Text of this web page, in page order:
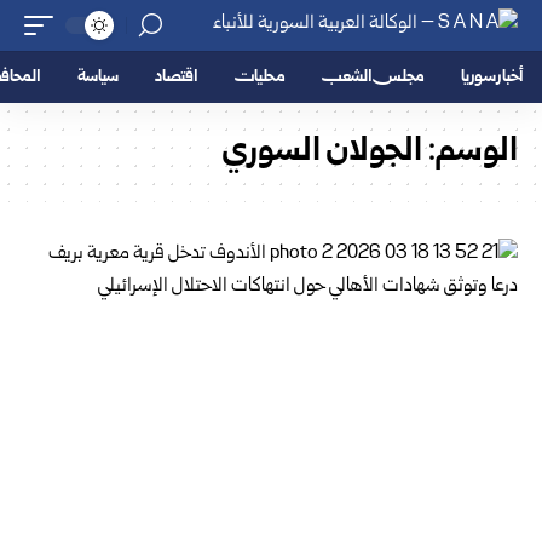
أخبار سوريا مجلس الشعب محليات اقتصاد سياسة
الوسم:الجولان السوري